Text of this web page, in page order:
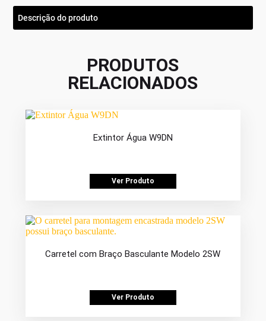
Descrição do produto
PRODUTOS
RELACIONADOS
Extintor Água W9DN
Ver Produto
Carretel com Braço Basculante Modelo 2SW
Ver Produto